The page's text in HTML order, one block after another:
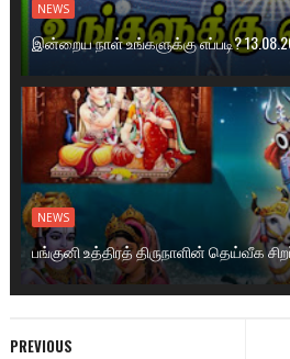
NEWS
இன்றைய நாள் உங்களுக்கு எப்படி?
NEWS
பங்குனி உத்திரத் திருநாளின் தெய்வீக
PREVIOUS